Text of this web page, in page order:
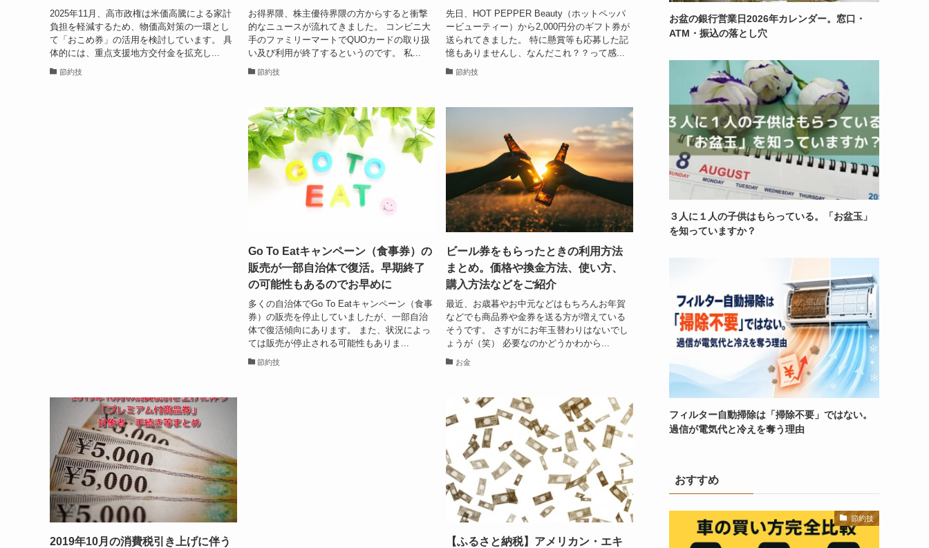
2025年11月、高市政権は米価高騰による家計
負担を軽減するため、物価高対策の一環とし
て「おこめ券」の活用を検討しています。 具
体的には、重点支援地方交付金を拡充し...
節約技
お得界隈、株主優待界隈の方からすると衝撃
的なニュースが流れてきました。 コンビニ大
手のファミリーマートでQUOカードの取り扱
い及び利用が終了するというのです。 私...
節約技
先日、HOT PEPPER Beauty（ホットペッパ
ービューティー）から2,000円分のギフト券が
送られてきました。 特に懸賞等も応募した記
憶もありませんし、なんだこれ？？って感...
節約技
Go To Eatキャンペーン（食事券）の
販売が一部自治体で復活。早期終了
の可能性もあるのでお早めに
多くの自治体でGo To Eatキャンペーン（食事
券）の販売を停止していましたが、一部自治
体で復活傾向にあります。 また、状況によっ
ては販売が停止される可能性もありま...
節約技
ビール券をもらったときの利用方法
まとめ。価格や換金方法、使い方、
購入方法などをご紹介
最近、お歳暮やお中元などはもちろんお年賀
などでも商品券や金券を送る方が増えている
そうです。 さすがにお年玉替わりはないでし
ょうが（笑） 必要なのかどうかわから...
お金
2019年10月の消費税引き上げに伴う
【ふるさと納税】アメリカン・エキ
お盆の銀行営業日2026年カレンダー。窓口・
ATM・振込の落とし穴
３人に１人の子供はもらっている。「お盆玉」
を知っていますか？
フィルター自動掃除は「掃除不要」ではない。
過信が電気代と冷えを奪う理由
おすすめ
節約技